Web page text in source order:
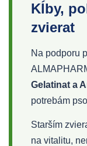
Kĺby,
zvierat
Na podporu
Gelatinat a
potrebám
Starším
na vitalitu,